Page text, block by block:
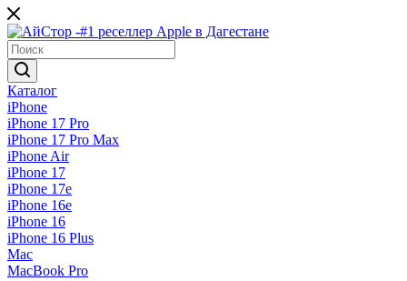
Каталог
iPhone
iPhone 17 Pro
iPhone 17 Pro Max
iPhone Air
iPhone 17
iPhone 17e
iPhone 16e
iPhone 16
iPhone 16 Plus
Mac
MacBook Pro